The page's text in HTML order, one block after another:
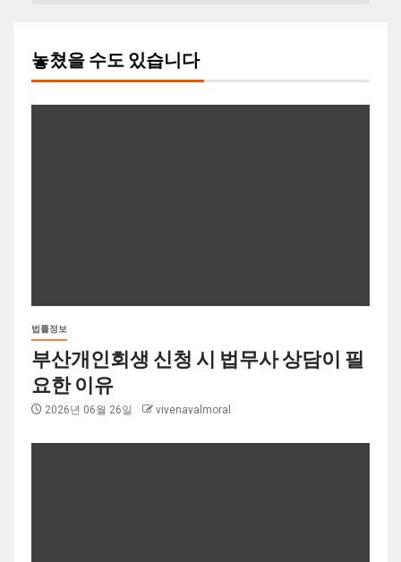
놓쳤을 수도 있습니다
법률정보
부산개인회생 신청 시 법무사 상담이 필
요한 이유
2026년 06월 26일 vivenavalmoral